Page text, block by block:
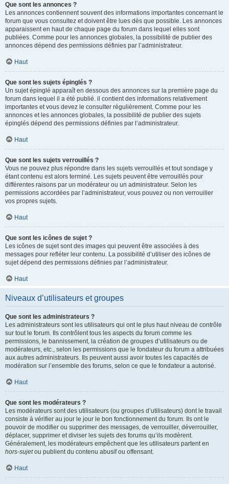
Que sont les annonces ?
Les annonces contiennent souvent des informations importantes concernant le
forum que vous consultez et doivent être lues dès que possible. Les annonces
apparaissent en haut de chaque page du forum dans lequel elles sont
publiées. Comme pour les annonces globales, la possibilité de publier des
annonces dépend des permissions définies par l’administrateur.
Haut
Que sont les sujets épinglés ?
Un sujet épinglé apparaît en dessous des annonces sur la première page du
forum dans lequel il a été publié. il contient des informations relativement
importantes et vous devez le consulter régulièrement. Comme pour les
annonces et les annonces globales, la possibilité de publier des sujets
épinglés dépend des permissions définies par l’administrateur.
Haut
Que sont les sujets verrouillés ?
Vous ne pouvez plus répondre dans les sujets verrouillés et tout sondage y
étant contenu est alors terminé. Les sujets peuvent être verrouillés pour
différentes raisons par un modérateur ou un administrateur. Selon les
permissions accordées par l’administrateur, vous pouvez ou non verrouiller
vos propres sujets.
Haut
Que sont les icônes de sujet ?
Les icônes de sujet sont des images qui peuvent être associées à des
messages pour refléter leur contenu. La possibilité d’utiliser des icônes de
sujet dépend des permissions définies par l’administrateur.
Haut
Niveaux d’utilisateurs et groupes
Que sont les administrateurs ?
Les administrateurs sont les utilisateurs qui ont le plus haut niveau de contrôle
sur tout le forum. Ils contrôlent tous les aspects du forum comme les
permissions, le bannissement, la création de groupes d’utilisateurs ou de
modérateurs, etc., selon les permissions que le fondateur du forum a attribuées
aux autres administrateurs. Ils peuvent aussi avoir toutes les capacités de
modération sur l’ensemble des forums, selon ce que le fondateur a autorisé.
Haut
Que sont les modérateurs ?
Les modérateurs sont des utilisateurs (ou groupes d’utilisateurs) dont le travail
consiste à vérifier au jour le jour le bon fonctionnement du forum. Ils ont le
pouvoir de modifier ou supprimer des messages, de verrouiller, déverrouiller,
déplacer, supprimer et diviser les sujets des forums qu’ils modèrent.
Généralement, les modérateurs empêchent que les utilisateurs partent en
hors-sujetou publient du contenu abusif ou offensant.
Haut